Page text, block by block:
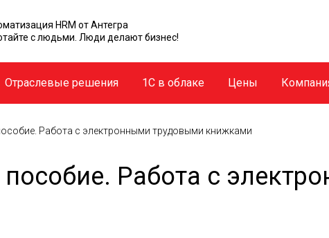
HRM от Антегра
с людьми. Люди делают бизнес!
Отраслевые решения 1С в облаке Цены
Работа с электронными трудовыми книжками
Работа с